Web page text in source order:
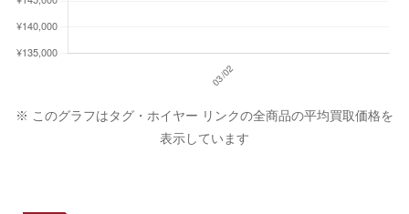
※ このグラフはタグ・ホイヤー リンクの全商品の平均買取価格を
表示しています